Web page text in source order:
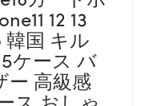
12 13
韓国 キル
ケース バ
ー 高級感